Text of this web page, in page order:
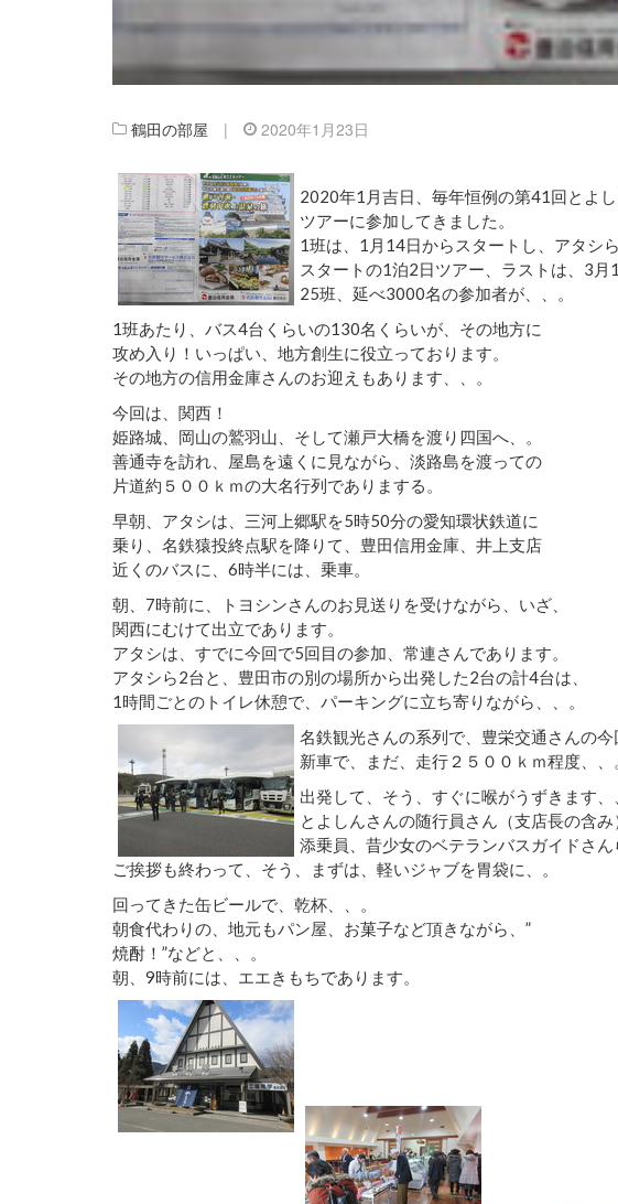
鶴田の部屋 | 2020年1月23日
2020年1月吉日、毎年恒例の第41回とよ
ツアーに参加してきました。
1班は、1月14日からスタートし、アタシ
スタートの1泊2日ツアー、ラストは、3月
25班、延べ3000名の参加者が、、。
1班あたり、バス4台くらいの130名くらいが、その地方に
攻め入り！いっぱい、地方創生に役立っております。
その地方の信用金庫さんのお迎えもあります、、。
今回は、関西！
姫路城、岡山の鷲羽山、そして瀬戸大橋を渡り四国へ、。
善通寺を訪れ、屋島を遠くに見ながら、淡路島を渡っての
片道約５００ｋｍの大名行列でありまする。
早朝、アタシは、三河上郷駅を5時50分の愛知環状鉄道に
乗り、名鉄猿投終点駅を降りて、豊田信用金庫、井上支店
近くのバスに、6時半には、乗車。
朝、7時前に、トヨシンさんのお見送りを受けながら、いざ、
関西にむけて出立であります。
アタシは、すでに今回で5回目の参加、常連さんであります。
アタシら2台と、豊田市の別の場所から出発した2台の計4台は、
1時間ごとのトイレ休憩で、パーキングに立ち寄りながら、、。
名鉄観光さんの系列で、豊栄交通さんの
新車で、まだ、走行２５００ｋｍ程度、、
出発して、そう、すぐに喉がうずきます、
とよしんさんの随行員さん（支店長の含
添乗員、昔少女のベテランバスガイドさ
ご挨拶も終わって、そう、まずは、軽いジャブを胃袋に、。
回ってきた缶ビールで、乾杯、、。
朝食代わりの、地元もパン屋、お菓子など頂きながら、”
焼酎！”などと、、。
朝、9時前には、エエきもちであります。